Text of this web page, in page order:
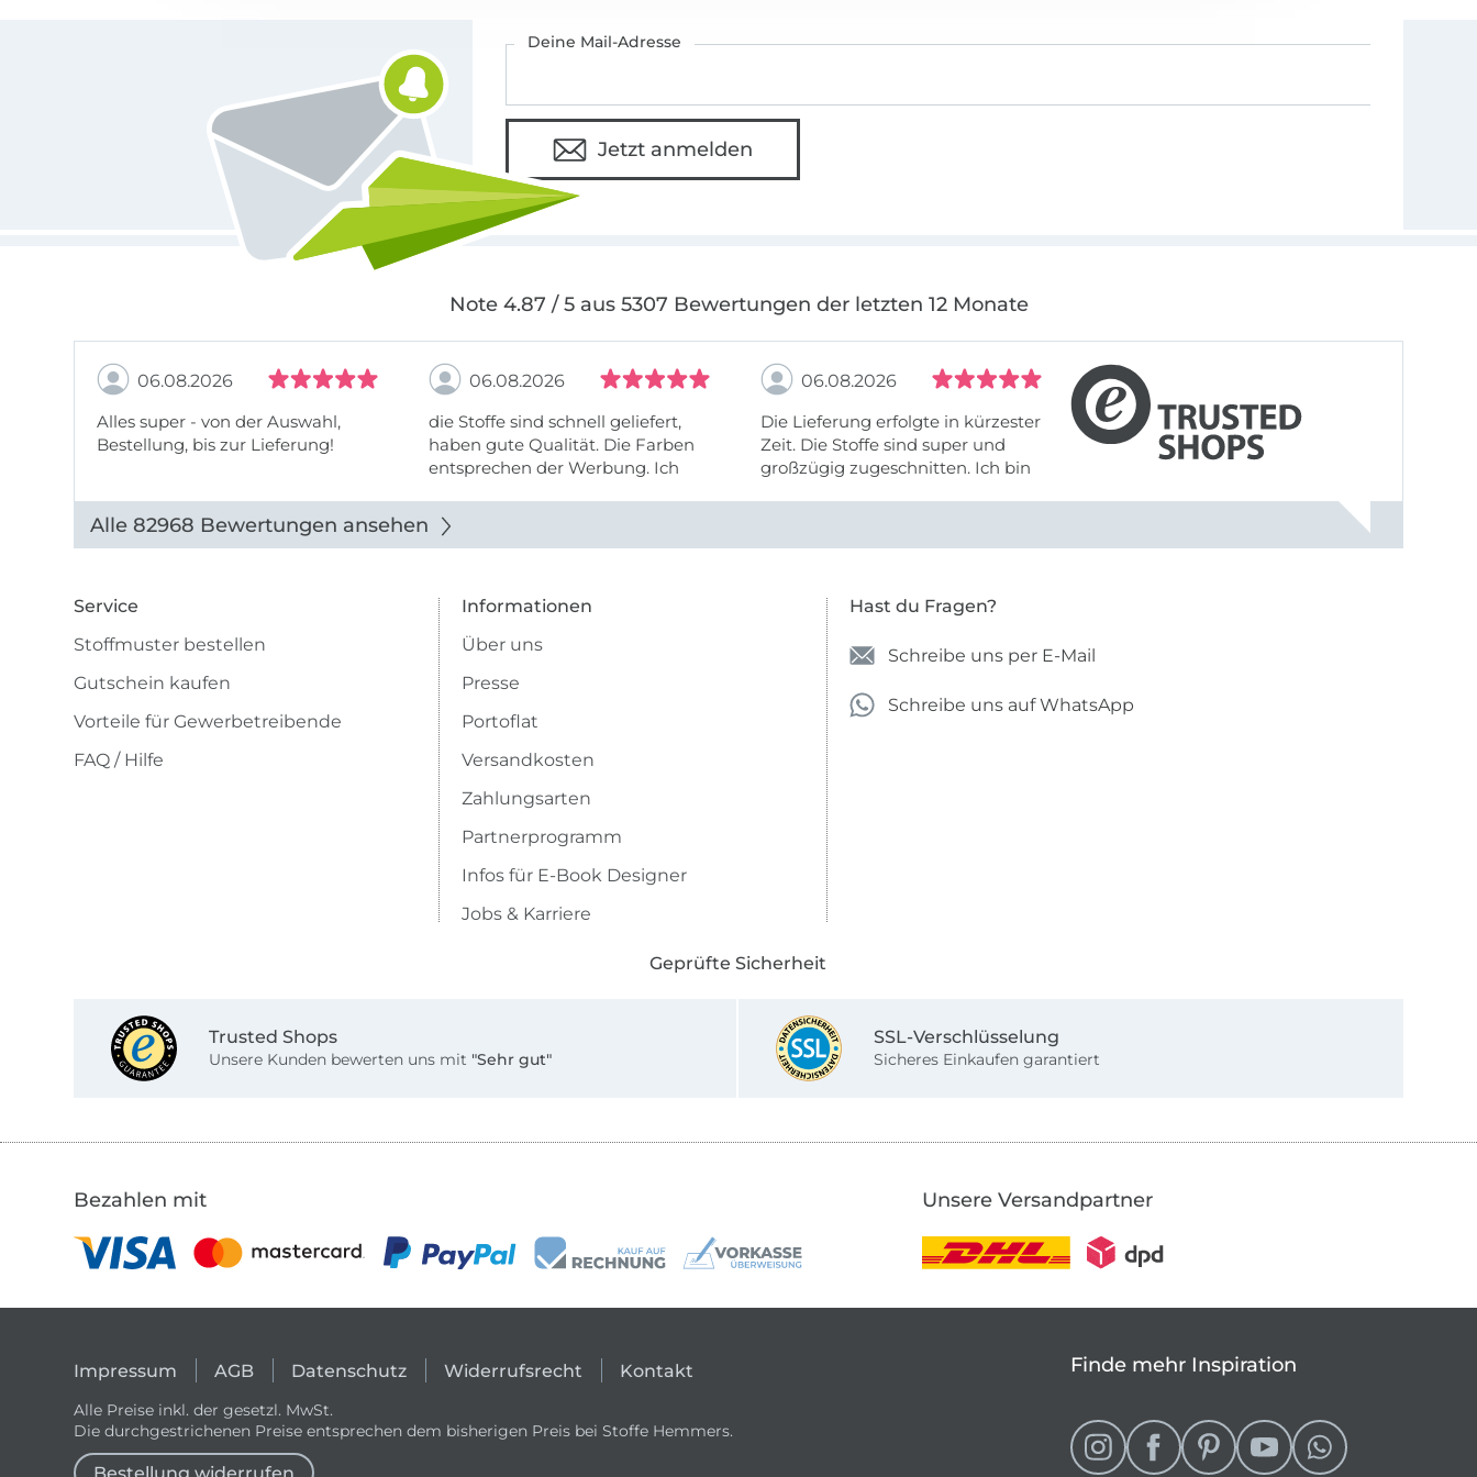
Deine Mail-Adresse
Jetzt anmelden
Note 4.87 / 5 aus 5307 Bewertungen der letzten 12 Monate
06.08.2026
Alles super - von der Auswahl,
Bestellung, bis zur Lieferung!
06.08.2026
die Stoffe sind schnell geliefert,
haben gute Qualität. Die Farben
entsprechen der Werbung. Ich
auch die Firma empfehlen.
06.08.2026
Die Lieferung erfolgte in kürzester
Zeit. Die Stoffe sind super und
großzügig zugeschnitten. Ich bin
Alle 82968 Bewertungen ansehen
Service
Stoffmuster bestellen
Gutschein kaufen
Vorteile für Gewerbetreibende
FAQ / Hilfe
Informationen
Über uns
Presse
Portoflat
Versandkosten
Zahlungsarten
Partnerprogramm
Infos für E-Book Designer
Jobs & Karriere
Hast du Fragen?
Schreibe uns per E-Mail
Schreibe uns auf WhatsApp
Geprüfte Sicherheit
Trusted Shops
Unsere Kunden bewerten uns mit "Sehr gut"
SSL-Verschlüsselung
Sicheres Einkaufen garantiert
Bezahlen mit Unsere Versandpartner
Impressum AGB Datenschutz Widerrufsrecht Kontakt
Alle Preise inkl. der gesetzl. MwSt.
Die durchgestrichenen Preise entsprechen dem bisherigen Preis bei Stoffe Hemmers.
Finde mehr Inspiration